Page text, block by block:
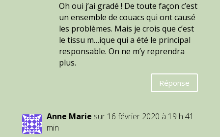
Oh oui j’ai gradé ! De toute façon c’est
un ensemble de couacs qui ont causé
les problèmes. Mais je crois que c’est
le tissu m…ique qui a été le principal
responsable. On ne m’y reprendra
plus.
Réponse
Anne Marie sur 16 février 2020 à 19 h 41
min